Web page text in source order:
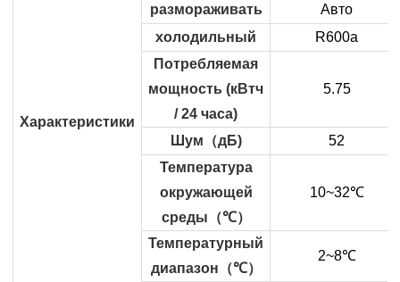
Характеристики
размораживать
Авто
холодильный
R600a
Потребляемая
мощность (кВтч
/ 24 часа)
5.75
Шум （дБ)
52
Температура
окружающей
среды （℃）
10~32℃
Температурный
диапазон （℃）
2~8℃